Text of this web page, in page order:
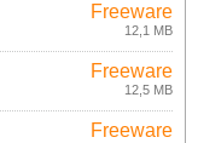
Freeware
12,1 MB
Freeware
12,5 MB
Freeware